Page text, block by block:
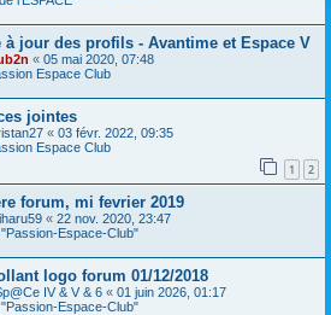
à jour des profils - Avantime et Espace V
« 05 mai 2020, 07:48
Espace Club
jointes
« 03 févr. 2022, 09:35
Espace Club
1 2
forum, mi fevrier 2019
« 22 nov. 2020, 23:47
Espace-Club"
logo forum 01/12/2018
IV & V & 6 « 01 juin 2026, 01:17
Espace-Club"